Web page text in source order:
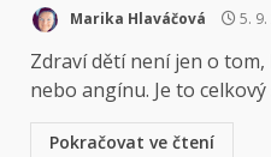
Marika Hlaváčová 5.
Zdraví dětí není jen o
nebo angínu. Je to celkový
Pokračovat ve čtení